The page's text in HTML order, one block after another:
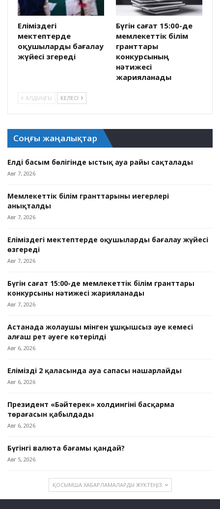
Еліміздегі
мектептерде
оқушыларды бағалау
жүйесі өзгереді
Бүгін сағат 15:00-де
мемлекеттік білім
гранттары
конкурсының
нәтижесі
жарияланады
АЛДЫҢҒЫ КЕЛЕСІ
Соңғы жаңалықтар
Елдің басым бөлігінде ыстық ауа райы сақталады
Авг 7, 2026
Мемлекеттік білім гранттарының иегерлері
анықталды
Авг 7, 2026
Еліміздегі мектептерде оқушыларды бағалау жүйесі
өзгереді
Авг 7, 2026
Бүгін сағат 15:00-де мемлекеттік білім гранттары
конкурсының нәтижесі жарияланады
Авг 7, 2026
Астанада жолаушы мінген ұшқышсыз әуе кемесі
алғаш рет әуеге көтерілді
Авг 6, 2026
Еліміздің 2 қаласында ауа сапасы нашарлайды
Авг 6, 2026
Президент «Бәйтерек» холдингінің басқарма
төрағасын қабылдады
Авг 6, 2026
Бүгінгі валюта бағамы қандай?
Авг 5, 2026
ҚОСЫМША ХАБАРЛАМАЛАРДЫ ЖҮКТЕҢІЗ